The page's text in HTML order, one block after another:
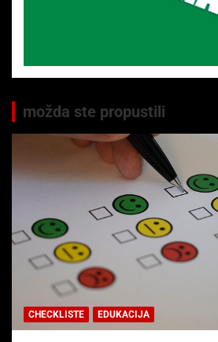
možda ste propustili
CHECKLISTE EDUKACIJA